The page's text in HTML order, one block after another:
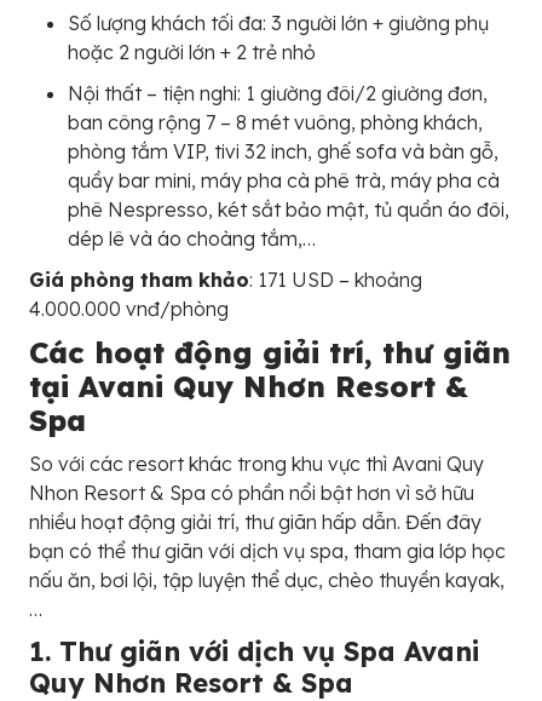
Số lượng khách tối đa: 3 người lớn + giường phụ
hoặc 2 người lớn + 2 trẻ nhỏ
Nội thất – tiện nghi: 1 giường đôi/2 giường đơn,
ban công rộng 7 – 8 mét vuông, phòng khách,
phòng tắm VIP, tivi 32 inch, ghế sofa và bàn gỗ,
quầy bar mini, máy pha cà phê trà, máy pha cà
phê Nespresso, két sắt bảo mật, tủ quần áo đôi,
dép lê và áo choàng tắm,…
Giá phòng tham khảo: 171 USD – khoảng
4.000.000 vnđ/phòng
Các hoạt động giải trí, thư giãn
tại Avani Quy Nhơn Resort &
Spa
So với các resort khác trong khu vực thì Avani Quy
Nhon Resort & Spa có phần nổi bật hơn vì sở hữu
nhiều hoạt động giải trí, thư giãn hấp dẫn. Đến đây
bạn có thể thư giãn với dịch vụ spa, tham gia lớp học
nấu ăn, bơi lội, tập luyện thể dục, chèo thuyền kayak,
…
1. Thư giãn với dịch vụ Spa Avani
Quy Nhơn Resort & Spa